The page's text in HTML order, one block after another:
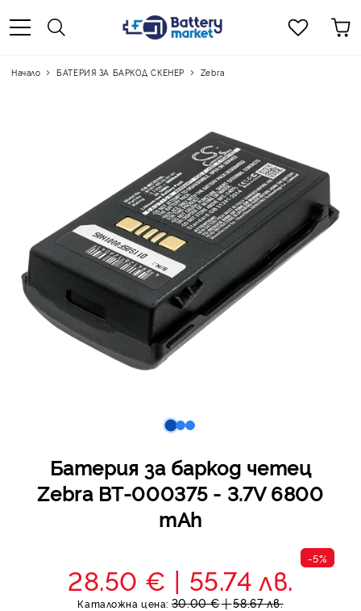
Начало БАТЕРИЯ ЗА БАРКОД СКЕНЕР Zebra
Батерия за баркод четец
Zebra BT-000375 - 3.7V 6800
mAh
-5%
28.50 € 55.74 лв.
Каталожна цена: 30.00 € 58.67 лв.